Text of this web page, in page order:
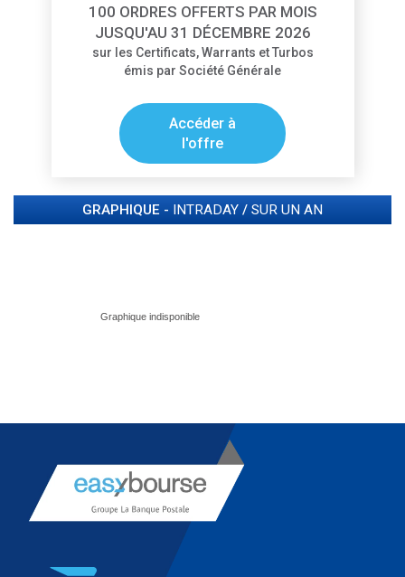
100 ORDRES OFFERTS PAR MOIS
JUSQU'AU 31 DÉCEMBRE 2026
sur les Certificats, Warrants et Turbos
émis par Société Générale
Accéder à
l'offre
GRAPHIQUE - INTRADAY / SUR UN AN